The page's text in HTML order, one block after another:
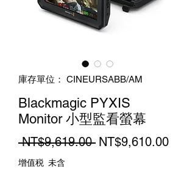
庫存單位： CINEURSABB/AM
Blackmagic PYXIS
Monitor 小型監看螢幕
NT$9,619.00 一
NT$9,610.00促
增值税 未含